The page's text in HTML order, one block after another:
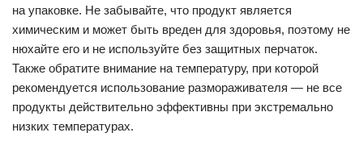
на упаковке. Не забывайте, что продукт является
химическим и может быть вреден для здоровья, поэтому не
нюхайте его и не используйте без защитных перчаток.
Также обратите внимание на температуру, при которой
рекомендуется использование размораживателя — не все
продукты действительно эффективны при экстремально
низких температурах.